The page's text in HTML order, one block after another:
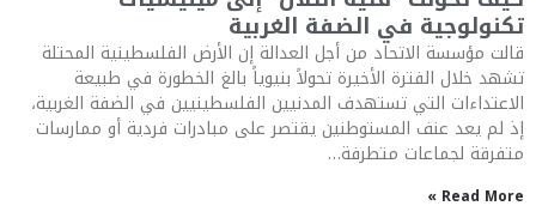
تكنولوجية في الضفة الغربية
قالت مؤسسة الاتحاد من أجل العدالة إن الأرض الفلسطينية المحتلة
تشهد خلال الفترة الأخيرة تحولاً بنيوياً بالغ الخطورة في طبيعة
الاعتداءات التي تستهدف المدنيين الفلسطينيين في الضفة الغربية،
إذ لم يعد عنف المستوطنين يقتصر على مبادرات فردية أو ممارسات
متفرقة لجماعات متطرفة…
Read More »